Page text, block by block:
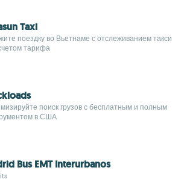
Taxi
поездку во Вьетнаме с отслеживанием такси
тарифа
поиск грузов с бесплатным и полным
в США
Bus EMT Interurbanos